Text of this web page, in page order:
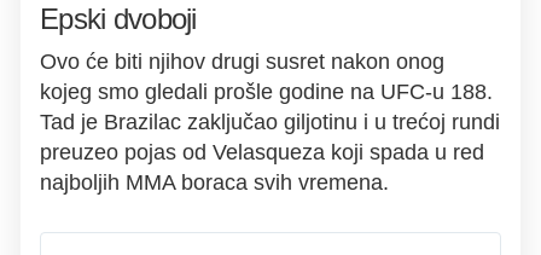
Epski dvoboji
Ovo će biti njihov drugi susret nakon onog
kojeg smo gledali prošle godine na UFC-u 188.
Tad je Brazilac zaključao giljotinu i u trećoj rundi
preuzeo pojas od Velasqueza koji spada u red
najboljih MMA boraca svih vremena.